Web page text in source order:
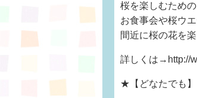
桜を楽しむための
お食事会や桜ウ
間近に桜の花を
詳しくは→http://
★【どなたでも】